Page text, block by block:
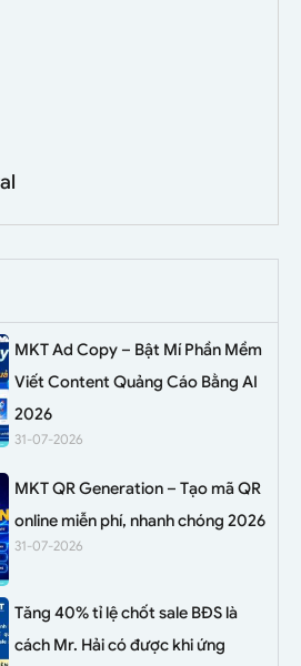
MKT Ad Copy – Bật Mí Phần Mềm
Viết Content Quảng Cáo Bằng AI
2026
31-07-2026
MKT QR Generation – Tạo mã QR
online miễn phí, nhanh chóng 2026
31-07-2026
Tăng 40% tỉ lệ chốt sale BĐS là
cách Mr. Hải có được khi ứng